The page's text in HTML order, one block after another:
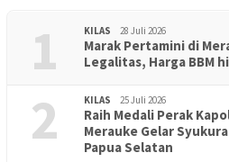
1 KILAS 28 Juli 2026
Marak Pertamini di
Legalitas, Harga BBM
2 KILAS 25 Juli 2026
Raih Medali Perak
Merauke Gelar
Papua Selatan